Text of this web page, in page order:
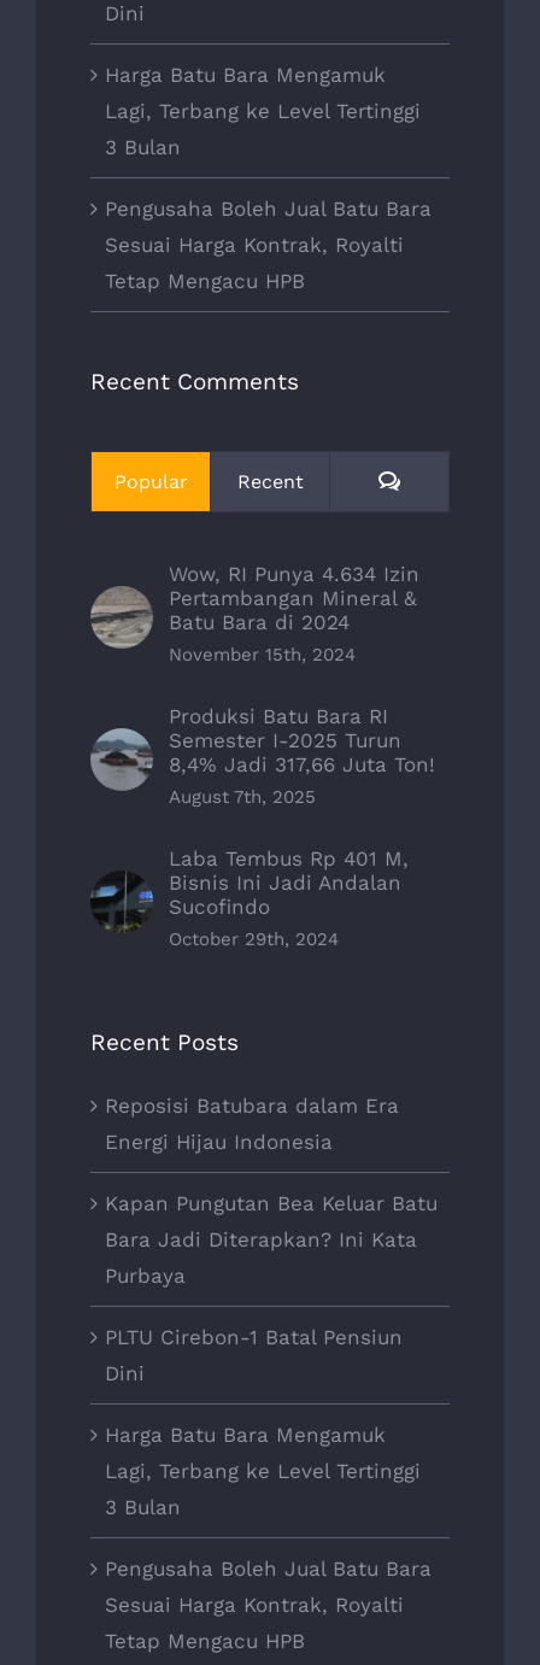
Dini
Harga Batu Bara Mengamuk
Lagi, Terbang ke Level Tertinggi
3 Bulan
Pengusaha Boleh Jual Batu Bara
Sesuai Harga Kontrak, Royalti
Tetap Mengacu HPB
Recent Comments
Popular Recent Comments
Wow, RI Punya 4.634 Izin
Pertambangan Mineral &
Batu Bara di 2024
November 15th, 2024
Produksi Batu Bara RI
Semester I-2025 Turun
8,4% Jadi 317,66 Juta Ton!
August 7th, 2025
Laba Tembus Rp 401 M,
Bisnis Ini Jadi Andalan
Sucofindo
October 29th, 2024
Recent Posts
Reposisi Batubara dalam Era
Energi Hijau Indonesia
Kapan Pungutan Bea Keluar Batu
Bara Jadi Diterapkan? Ini Kata
Purbaya
PLTU Cirebon-1 Batal Pensiun
Dini
Harga Batu Bara Mengamuk
Lagi, Terbang ke Level Tertinggi
3 Bulan
Pengusaha Boleh Jual Batu Bara
Sesuai Harga Kontrak, Royalti
Tetap Mengacu HPB